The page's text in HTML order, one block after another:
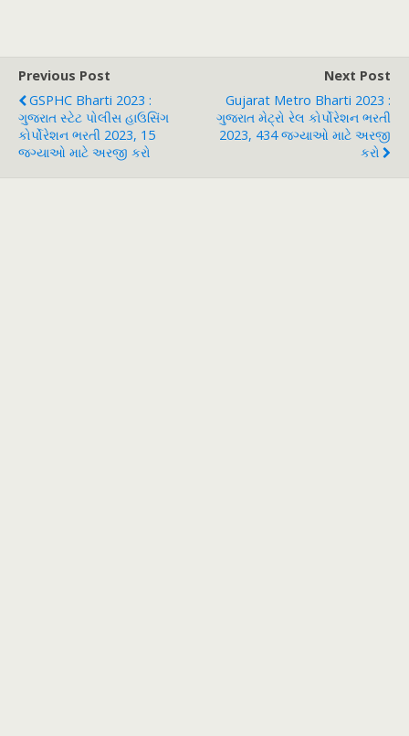
Previous Post
GSPHC Bharti 2023 :
ગુજરાત સ્ટેટ પોલીસ હાઉસિંગ
કોર્પોરેશન ભરતી 2023, 15
જગ્યાઓ માટે અરજી કરો
Next Post
Gujarat Metro Bharti 2023 :
ગુજરાત મેટ્રો રેલ કોર્પોરેશન ભરતી
2023, 434 જગ્યાઓ માટે અરજી
કરો